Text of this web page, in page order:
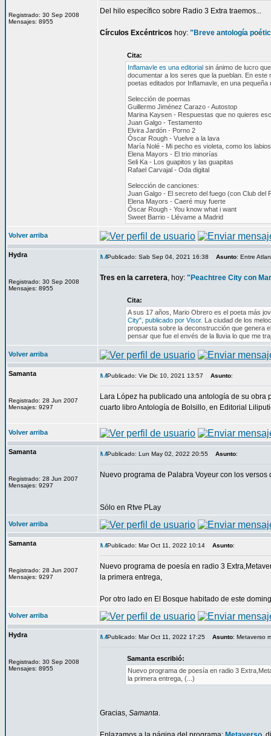
Registrado: 30 Sep 2008
Mensajes: 8955
Del hilo específico sobre Radio 3 Extra traemos...
Círculos Excéntricos hoy: "Breve antología
Cita:
Inflamavle es una editorialsin ánimo de lucro
documentar a los seres que la pueblan. En
poetas editados por Inflamavle, en una
Selección de poemas
Guillermo Jiménez Carazo - Autostop
Marina Kaysen - Respuestas que no quieres
Juan Galgo - Testamento
Elvira Jardón - Porno 2
Óscar Rough - Vuelve a la lava
María Nolé - Mi pecho es violeta, como los
Elena Mayors - El trio minorías
Seli Ka - Los guapitos y las guapitas
Rafael Carvajal - Oda digital
Selección de canciones:
Juan Galgo - El secreto del fuego (con Club del
Elena Mayors - Caeré muy fuerte
Óscar Rough - You know what i want
Sweet Barrio - Llévame a Madrid
Volver arriba
Hydra
Registrado: 30 Sep 2008
Mensajes: 8955
Publicado: Sab Sep 04, 2021 16:38 Asunto: Entre
Tres en la carretera, hoy: "Peachtree City con
Cita:
A sus 17 años, Mario Obrero es el poeta más
City", publicado por Visor. La ciudad de los
propuesta sobre la deconstrucción que genera
pensar que fue el envés de la lluvia lo que me
Volver arriba
Samanta
Registrado: 28 Jun 2007
Mensajes: 9297
Publicado: Vie Dic 10, 2021 13:57 Asunto:
Lara López ha publicado una antología de su
cuarto libro Antología de Bolsillo, en Editorial
Volver arriba
Samanta
Registrado: 28 Jun 2007
Mensajes: 9297
Publicado: Lun May 02, 2022 20:55 Asunto:
Nuevo programa de Palabra Voyeur con los
Sólo en Rtve PLay
Volver arriba
Samanta
Registrado: 28 Jun 2007
Mensajes: 9297
Publicado: Mar Oct 11, 2022 10:14 Asunto:
Nuevo programa de poesía en radio 3
la primera entrega,
Por otro lado en El Bosque habitado de este
Volver arriba
Hydra
Registrado: 30 Sep 2008
Mensajes: 8955
Publicado: Mar Oct 11, 2022 17:25 Asunto: Metaverso
Samanta escribió:
Nuevo programa de poesía en radio 3
la primera entrega, (...)
Gracias, Samanta.